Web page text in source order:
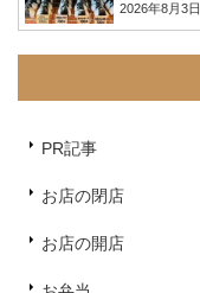
2026年8月3日
PR記事
お店の閉店
お店の開店